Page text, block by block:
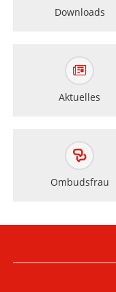
Downloads
Aktuelles
Ombudsfrau